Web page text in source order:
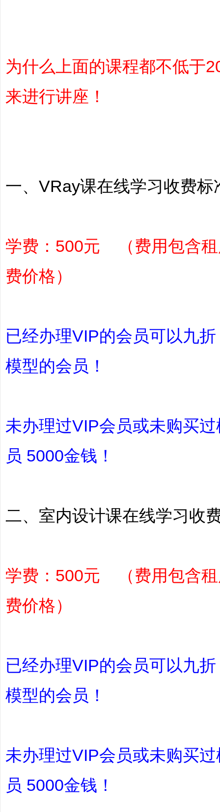
题
为什么上面的课程都不低于
来进行讲座！
一、VRay课在线学习收费标
学费：500元 （费用包含租
费价格）
已经办理VIP的会员可以九
模型的会员！
未办理过VIP会员或未购买
员 5000金钱！
二、室内设计课在线学习收
学费：500元 （费用包含租
费价格）
已经办理VIP的会员可以九
模型的会员！
未办理过VIP会员或未购买
员 5000金钱！